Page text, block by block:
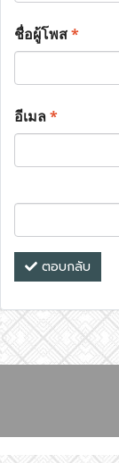
ชื่อผู้โพส*
อีเมล*
ตอบกลับ